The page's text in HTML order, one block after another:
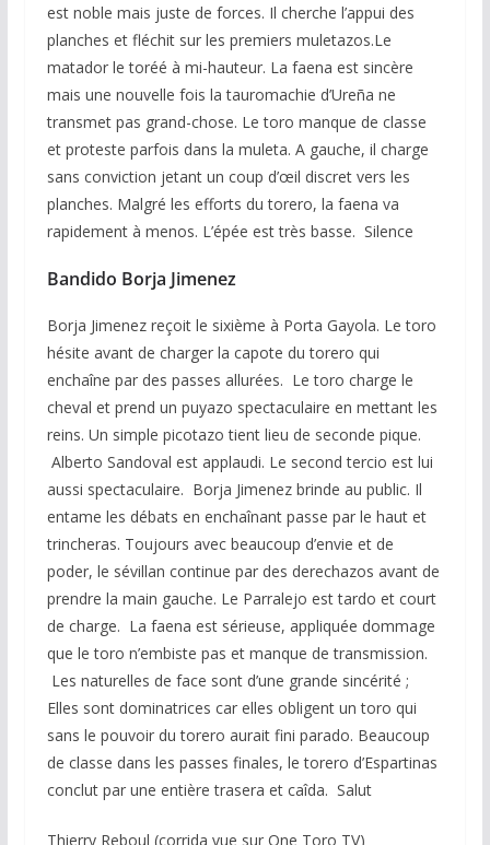
est noble mais juste de forces. Il cherche l’appui des
planches et fléchit sur les premiers muletazos.Le
matador le toréé à mi-hauteur. La faena est sincère
mais une nouvelle fois la tauromachie d’Ureña ne
transmet pas grand-chose. Le toro manque de classe
et proteste parfois dans la muleta. A gauche, il charge
sans conviction jetant un coup d’œil discret vers les
planches. Malgré les efforts du torero, la faena va
rapidement à menos. L’épée est très basse. Silence
Bandido Borja Jimenez
Borja Jimenez reçoit le sixième à Porta Gayola. Le toro
hésite avant de charger la capote du torero qui
enchaîne par des passes allurées. Le toro charge le
cheval et prend un puyazo spectaculaire en mettant les
reins. Un simple picotazo tient lieu de seconde pique.
Alberto Sandoval est applaudi. Le second tercio est lui
aussi spectaculaire. Borja Jimenez brinde au public. Il
entame les débats en enchaînant passe par le haut et
trincheras. Toujours avec beaucoup d’envie et de
poder, le sévillan continue par des derechazos avant de
prendre la main gauche. Le Parralejo est tardo et court
de charge. La faena est sérieuse, appliquée dommage
que le toro n’embiste pas et manque de transmission.
Les naturelles de face sont d’une grande sincérité ;
Elles sont dominatrices car elles obligent un toro qui
sans le pouvoir du torero aurait fini parado. Beaucoup
de classe dans les passes finales, le torero d’Espartinas
conclut par une entière trasera et caîda. Salut
Thierry Reboul (corrida vue sur One Toro TV)